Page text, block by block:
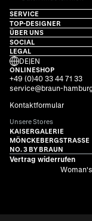
SERVICE
TOP-DESIGNER
ÜBER UNS
SOCIAL
LEGAL
DE|EN
ONLINESHOP
+49 (0)40 33 44 71 33
service@braun-
Kontaktformular
Unsere Stores
KAISERGALERIE
MÖNCKEBERGSTRASSE
NO. 3 BY BRAUN
Vertrag widerrufen